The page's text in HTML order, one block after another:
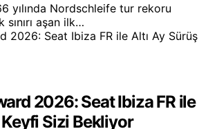
yılında Nordschleife tur rekoru
sınırı aşan ilk…
2026: Seat Ibiza FR ile
Sizi Bekliyor